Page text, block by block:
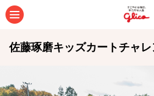
佐藤琢磨キッズカートチャ